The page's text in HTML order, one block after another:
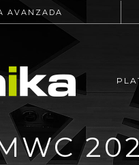
AVANZADA